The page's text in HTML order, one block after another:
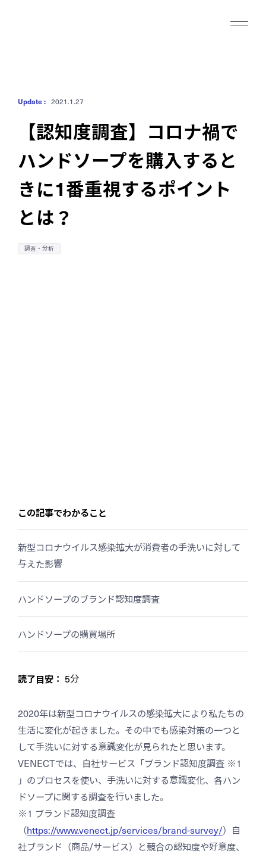
事業内容
実績
ブログ
会社情報
Update : 2021.1.27
【認知度調査】 コロナ禍で
ハンドソープを購入すると
きに1番重視するポイント
とは？
調査・分析
この記事でわかること
新型コロナウイルス感染拡大が消費者の手洗いに対して
与えた影響
ハンドソープのブランド認知度調査
ハンドソープの購買場所
読了目安： 5分
2020年は新型コロナウイルスの感染拡大により私たちの
生活に変化が起きました。その中でも感染対策の一つと
して手洗いに対する意識変化が見られたと思います。
VENECTでは、自社サービス「ブランド認知度調査 ※1
」のプロセスを使い、手洗いに対する意識変化、各ハン
ドソープに関する調査を行いました。
※1 ブランド認知度調査
（https://www.venect.jp/services/brand-survey/）自
社ブランド（商品/サービス）と競合の認知度や好意度、